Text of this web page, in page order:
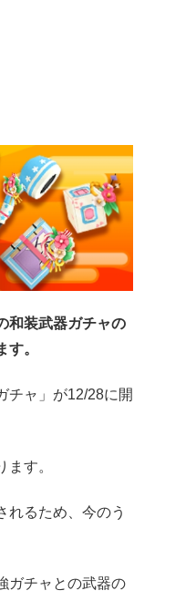
和装武器ガチャの
。
チャ」が12/28に開
す。
れるため、今のう
ガチャとの武器の